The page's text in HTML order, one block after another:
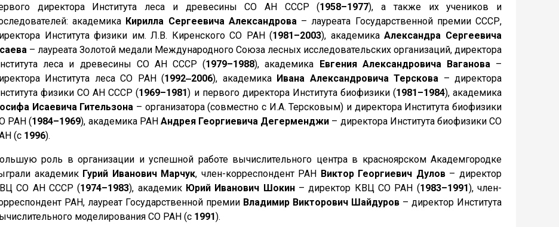
директора Института леса и древесины СО АН СССР (1958–1977), а также их учеников и
академика Кирилла Сергеевича Александрова – лауреата Государственной премии СССР,
Института физики им. Л.В. Киренского СО РАН (1981–2003), академикаАлександра Сергеевича
– лауреата Золотой медали Международного Союза лесных исследовательских организаций, директора
леса и древесины СО АН СССР (1979–1988), академика Евгения Александровича Ваганова –
Института леса СО РАН (1992‒2006), академика Ивана Александровича Терскова – директора
физики СО АН СССР (1969–1981) и первого директора Института биофизики (1981–1984), академика
Исаевича Гительзона – организатора (совместно с И.А. Терсковым) и директора Института биофизики
РАН (1984–1969), академика РАН Андрея Георгиевича Дегерменджи – директора Института биофизики СО
(с 1996).
роль в организации и успешной работе вычислительного центра в красноярском Академгородке
академик Гурий Иванович Марчук, член-корреспондент РАН Виктор Георгиевич Дулов – директор
СО АН СССР (1974–1983), академик Юрий Иванович Шокин – директор КВЦ СО РАН (1983–1991), член-
РАН, лауреат Государственной премии Владимир Викторович Шайдуров – директор Института
моделирования СО РАН (с 1991).